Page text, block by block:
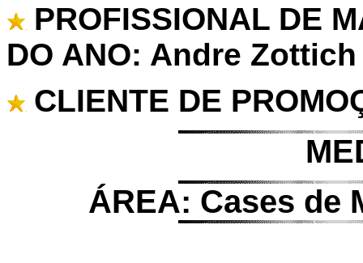
PROFISSIONAL DE
DO ANO: Andre
CLIENTE DE
ÁREA: Cases de